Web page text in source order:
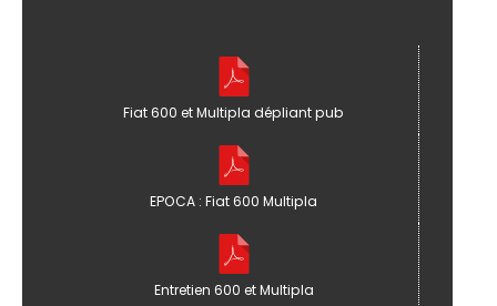
Fiat 600 et Multipla dépliant pub
EPOCA : Fiat 600 Multipla
Entretien 600 et Multipla